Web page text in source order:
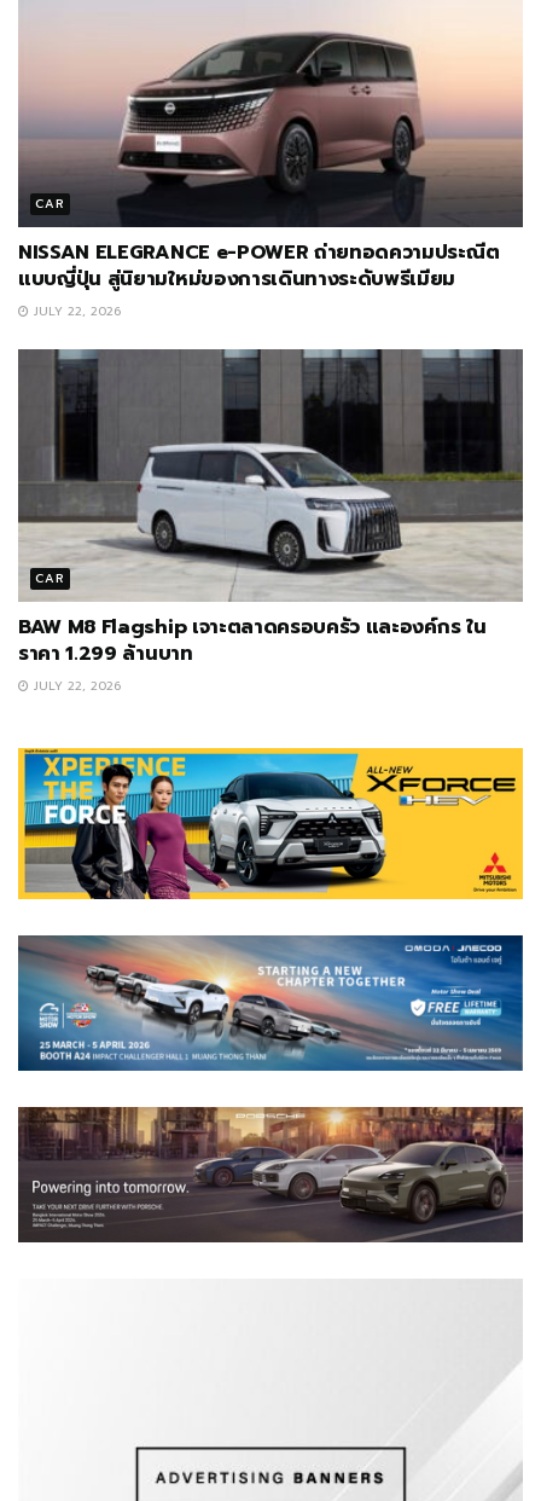
CAR
NISSAN ELEGRANCE e-POWER ถ่ายทอดความประณีต
แบบญี่ปุ่น สู่นิยามใหม่ของการเดินทางระดับพรีเมียม
JULY 22, 2026
CAR
BAW M8 Flagship เจาะตลาดครอบครัว และองค์กร ใน
ราคา 1.299 ล้านบาท
JULY 22, 2026